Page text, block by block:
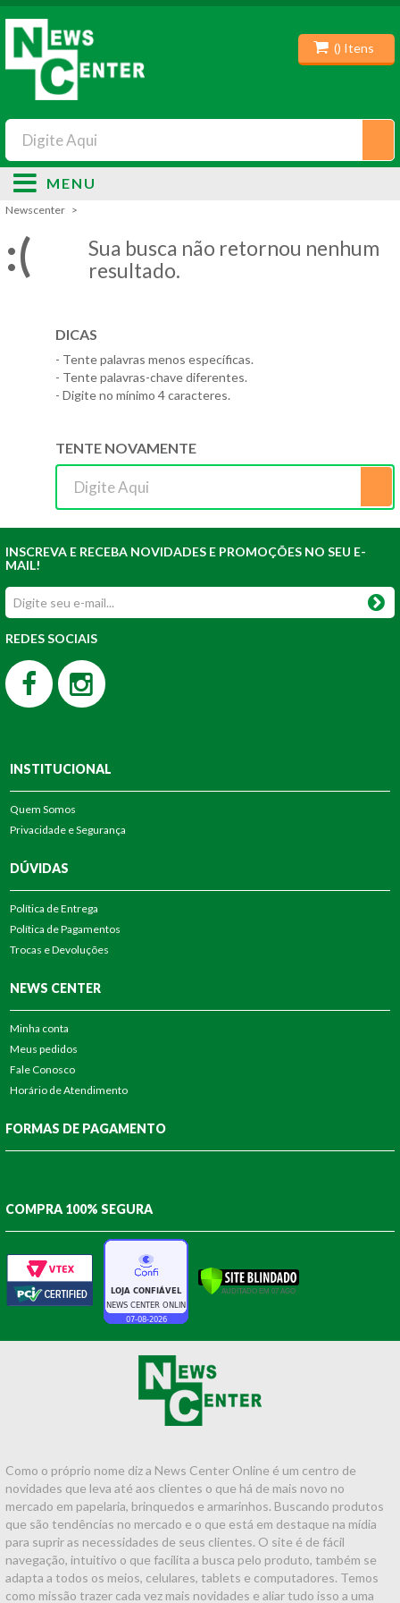
() Itens
MENU
Newscenter
:(
Sua busca não retornou nenhum
resultado.
DICAS
- Tente palavras menos específicas.
- Tente palavras-chave diferentes.
- Digite no mínimo 4 caracteres.
TENTE NOVAMENTE
INSCREVA E RECEBA NOVIDADES E PROMOÇÕES NO SEU E-
MAIL!
REDES SOCIAIS
INSTITUCIONAL
Quem Somos
Privacidade e Segurança
DÚVIDAS
Política de Entrega
Política de Pagamentos
Trocas e Devoluções
NEWS CENTER
Minha conta
Meus pedidos
Fale Conosco
Horário de Atendimento
FORMAS DE PAGAMENTO
COMPRA 100% SEGURA
Como o próprio nome diz a News Center Online é um centro de
novidades que leva até aos clientes o que há de mais novo no
mercado em papelaria, brinquedos e armarinhos. Buscando produtos
que são tendências no mercado e o que está em destaque na mídia
para suprir as necessidades de seus clientes. O site é de fácil
navegação, intuitivo o que facilita a busca pelo produto, também se
adapta a todos os meios, celulares, tablets e computadores. Temos
como missão trazer cada vez mais novidades e aliar tudo isso a uma